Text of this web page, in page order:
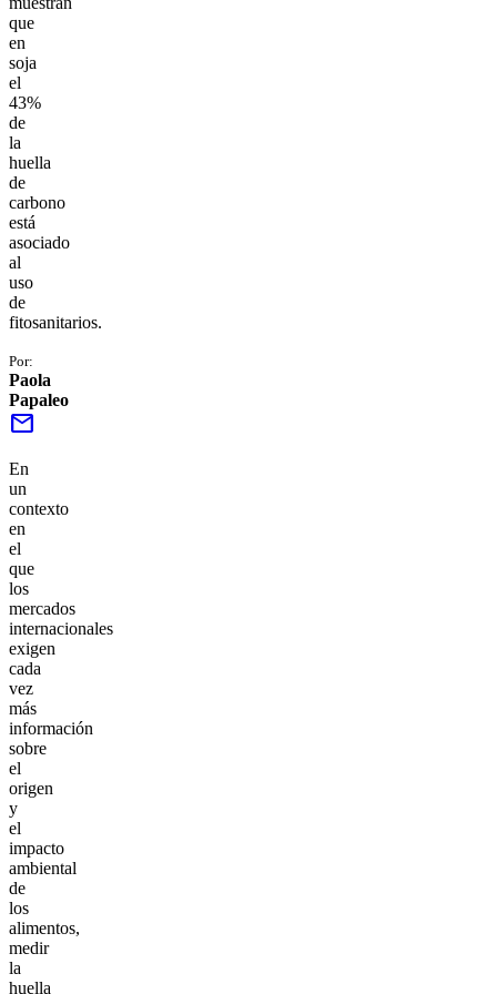
que
en
soja
el
43%
de
la
huella
de
carbono
está
asociado
al
uso
de
fitosanitarios.
Por:
Paola
Papaleo
mail
En
un
contexto
en
el
que
los
mercados
internacionales
exigen
cada
vez
más
información
sobre
el
origen
y
el
impacto
ambiental
de
los
alimentos,
medir
la
huella